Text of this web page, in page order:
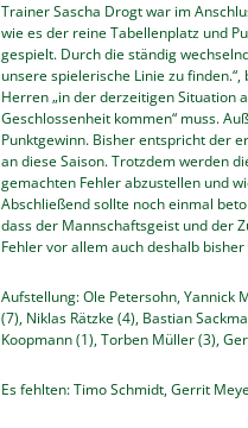
Trainer Sascha Drogt war im
wie es der reine Tabellenplatz und
gespielt. Durch die ständig
unsere spielerische Linie zu
Herren „in der derzeitigen Situation
Geschlossenheit kommen“ muss.
Punktgewinn. Bisher entspricht der
an diese Saison. Trotzdem werden
gemachten Fehler abzustellen und
Abschließend sollte noch einmal
dass der Mannschaftsgeist und der
Fehler vor allem auch deshalb
Aufstellung: Ole Petersohn, Yannick
(7), Niklas Rätzke (4), Bastian
Koopmann (1), Torben Müller (3),
Es fehlten: Timo Schmidt, Gerrit